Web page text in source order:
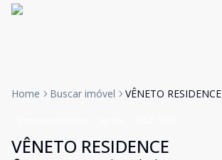
Home Buscar imóvel VÊNETO RESIDENCE
VÊNETO RESIDENCE